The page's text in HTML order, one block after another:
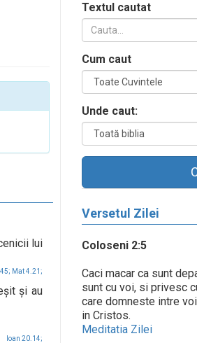
lui
Mat 4.21;
şi au
Ioan 20.14;
Textul cautat
Cum caut
Unde caut:
Versetul Zilei
Coloseni 2:5
Caci macar ca sunt
sunt cu voi, si privesc
care domneste intre
in Cristos.
Meditatia Zilei